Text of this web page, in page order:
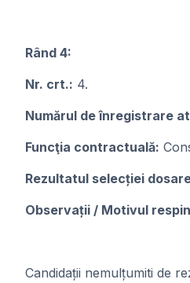
Rând 4:
Nr. crt.: 4.
Numărul de înregistrare
Funcţia contractuală:
Rezultatul selecției
Observații / Motivul
Candidații nemulțumiti de